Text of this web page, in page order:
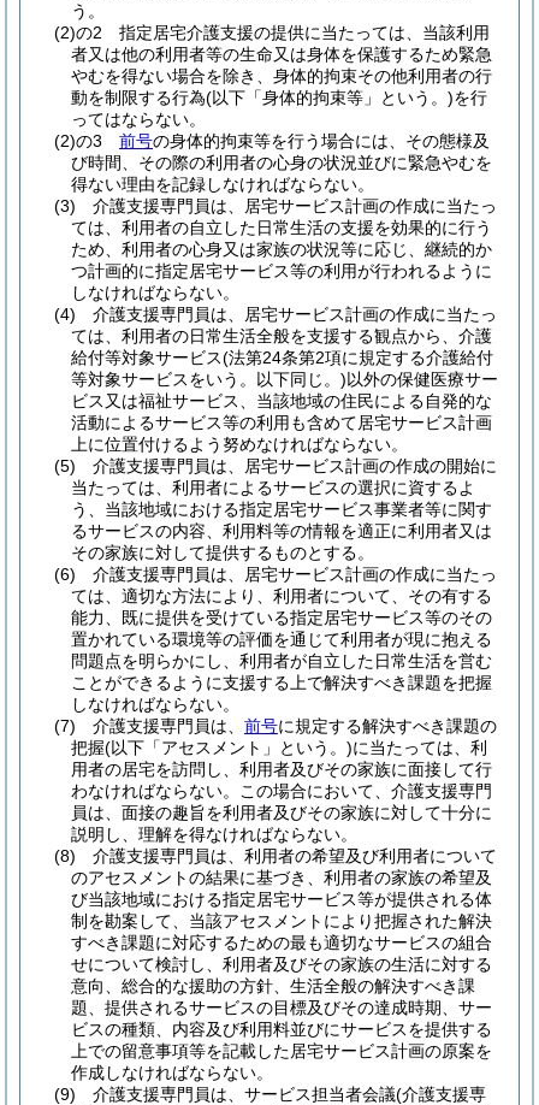
う。
(2)の2
指定居宅介護支援の提供に当たっては、当該利用
者又は他の利用者等の生命又は身体を保護するため緊急
やむを得ない場合を除き、身体的拘束その他利用者の行
動を制限する行為(以下「身体的拘束等」という。)を行
ってはならない。
(2)の3
前号の身体的拘束等を行う場合には、その態様及
び時間、その際の利用者の心身の状況並びに緊急やむを
得ない理由を記録しなければならない。
(3)
介護支援専門員は、居宅サービス計画の作成に当たっ
ては、利用者の自立した日常生活の支援を効果的に行う
ため、利用者の心身又は家族の状況等に応じ、継続的か
つ計画的に指定居宅サービス等の利用が行われるように
しなければならない。
(4)
介護支援専門員は、居宅サービス計画の作成に当たっ
ては、利用者の日常生活全般を支援する観点から、介護
給付等対象サービス(法第24条第2項に規定する介護給付
等対象サービスをいう。以下同じ。)以外の保健医療サー
ビス又は福祉サービス、当該地域の住民による自発的な
活動によるサービス等の利用も含めて居宅サービス計画
上に位置付けるよう努めなければならない。
(5)
介護支援専門員は、居宅サービス計画の作成の開始に
当たっては、利用者によるサービスの選択に資するよ
う、当該地域における指定居宅サービス事業者等に関す
るサービスの内容、利用料等の情報を適正に利用者又は
その家族に対して提供するものとする。
(6)
介護支援専門員は、居宅サービス計画の作成に当たっ
ては、適切な方法により、利用者について、その有する
能力、既に提供を受けている指定居宅サービス等のその
置かれている環境等の評価を通じて利用者が現に抱える
問題点を明らかにし、利用者が自立した日常生活を営む
ことができるように支援する上で解決すべき課題を把握
しなければならない。
(7)
介護支援専門員は、 前号に規定する解決すべき課題の
把握(以下「アセスメント」という。)に当たっては、利
用者の居宅を訪問し、利用者及びその家族に面接して行
わなければならない。
この場合において、介護支援専門
員は、面接の趣旨を利用者及びその家族に対して十分に
説明し、理解を得なければならない。
(8)
介護支援専門員は、利用者の希望及び利用者について
のアセスメントの結果に基づき、利用者の家族の希望及
び当該地域における指定居宅サービス等が提供される体
制を勘案して、当該アセスメントにより把握された解決
すべき課題に対応するための最も適切なサービスの組合
せについて検討し、利用者及びその家族の生活に対する
意向、総合的な援助の方針、生活全般の解決すべき課
題、提供されるサービスの目標及びその達成時期、サー
ビスの種類、内容及び利用料並びにサービスを提供する
上での留意事項等を記載した居宅サービス計画の原案を
作成しなければならない。
(9)
介護支援専門員は、サービス担当者会議(介護支援専